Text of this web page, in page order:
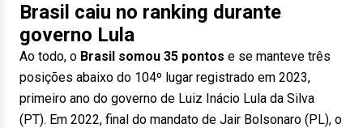
Brasil caiu no ranking durante
governo Lula
Ao todo, o Brasil somou 35 pontos e se manteve três
posições abaixo do 104º lugar registrado em 2023,
primeiro ano do governo de Luiz Inácio Lula da Silva
(PT). Em 2022, final do mandato de Jair Bolsonaro (PL), o